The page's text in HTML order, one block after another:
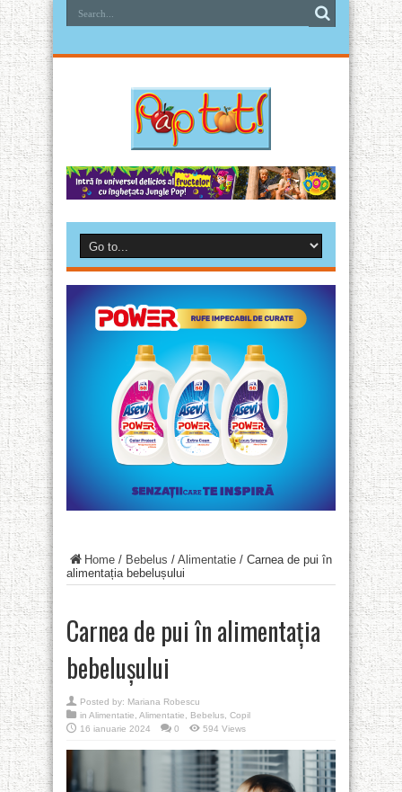
Home / Bebelus / Alimentatie / Carnea de pui în
alimentația bebelușului
Carnea de pui în alimentația
bebelușului
Posted by: Mariana Robescu
in Alimentatie Alimentatie Bebelus Copil
16 ianuarie 2024
0 594 Views